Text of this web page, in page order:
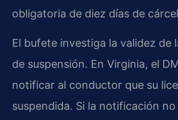
obligatoria de diez días de
El bufete investiga la validez de
de suspensión. En Virginia, el
notificar al conductor que su
suspendida. Si la notificación